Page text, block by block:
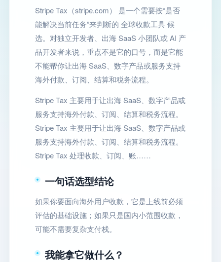
Stripe Tax（stripe.com） 是一个需要按“是否
能解决当前任务”来判断的 全球收款工具 候
选。对独立开发者、出海 SaaS 小团队或 AI 产
品开发者来说，重点不是它的口号，而是它能
不能帮你让出海 SaaS、数字产品或服务支持
海外付款、订阅、结算和税务流程。
Stripe Tax 主要用于让出海 SaaS、数字产品或
服务支持海外付款、订阅、结算和税务流程。
Stripe Tax 主要用于让出海 SaaS、数字产品或
服务支持海外付款、订阅、结算和税务流程。
Stripe Tax 处理收款、订阅、账……
一句话选型结论
如果你要面向海外用户收款，它是上线前必须
评估的基础设施；如果只是国内小范围收款，
可能不需要复杂支付栈。
我能拿它做什么？